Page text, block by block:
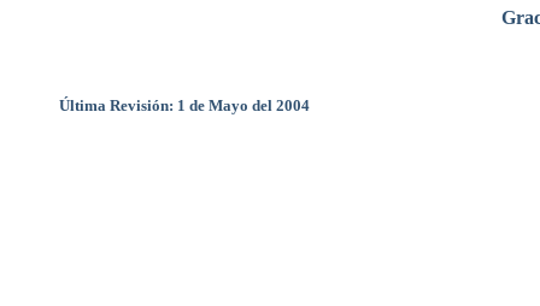
Última Revisión: 1 de Mayo del 2004